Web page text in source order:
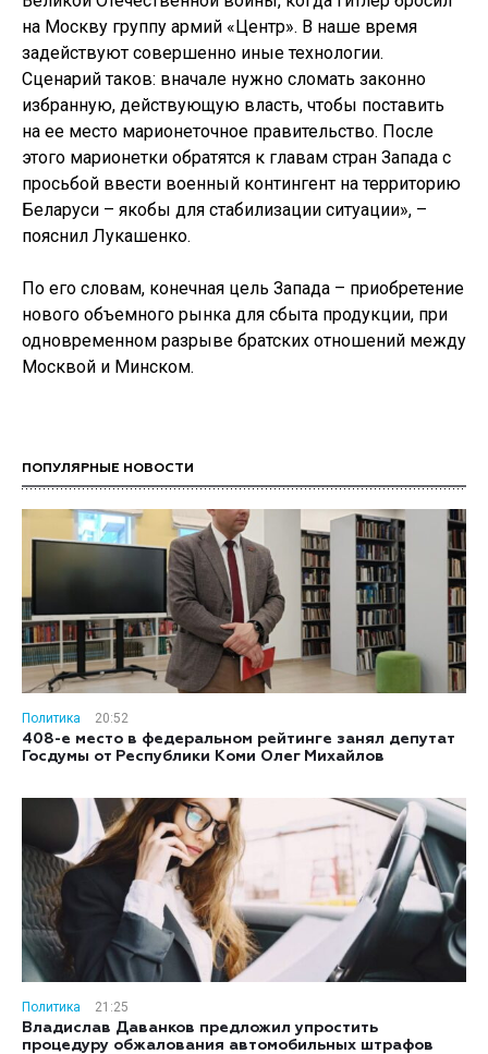
на Москву группу армий «Центр». В наше время
задействуют совершенно иные технологии.
Сценарий таков: вначале нужно сломать законно
избранную, действующую власть, чтобы поставить
на ее место марионеточное правительство. После
этого марионетки обратятся к главам стран Запада с
просьбой ввести военный контингент на территорию
Беларуси – якобы для стабилизации ситуации», –
пояснил Лукашенко.
По его словам, конечная цель Запада – приобретение
нового объемного рынка для сбыта продукции, при
одновременном разрыве братских отношений между
Москвой и Минском.
ПОПУЛЯРНЫЕ НОВОСТИ
Политика
20:52
408-е место в федеральном рейтинге занял депутат
Госдумы от Республики Коми Олег Михайлов
Политика
21:25
Владислав Даванков предложил упростить
процедуру обжалования автомобильных штрафов